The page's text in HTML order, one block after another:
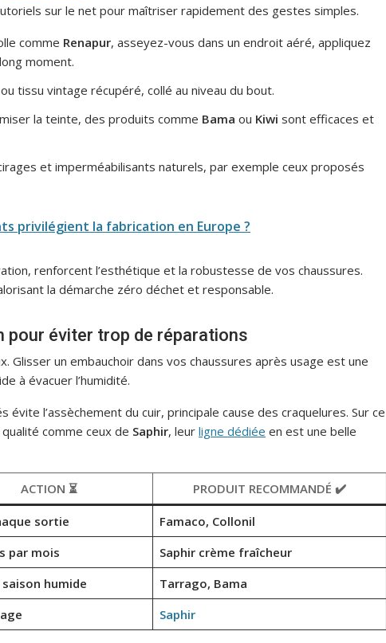
sur le net pour maîtriser rapidement des gestes simples.
comme Renapur, asseyez-vous dans un endroit aéré, appliquez
moment.
tissu vintage récupéré, collé au niveau du bout.
la teinte, des produits comme Bama ou Kiwi sont efficaces et
et imperméabilisants naturels, par exemple ceux proposés
privilégient la fabrication en Europe ?
renforcent l’esthétique et la robustesse de vos chaussures.
la démarche zéro déchet et responsable.
pour éviter trop de réparations
Glisser un embauchoir dans vos chaussures après usage est une
à évacuer l’humidité.
l’assèchement du cuir, principale cause des craquelures. Sur ce
comme ceux de Saphir, leur ligne dédiée en est une belle
ACTION ⏳ PRODUIT RECOMMANDÉ ✔️
sortie
Famaco, Collonil
par mois
Saphir crème fraîcheur
humide
Tarrago, Bama
Saphir